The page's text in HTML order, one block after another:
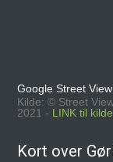
Google Street
Kilde: © Street
2021 - LINK til kilde.
Kort over